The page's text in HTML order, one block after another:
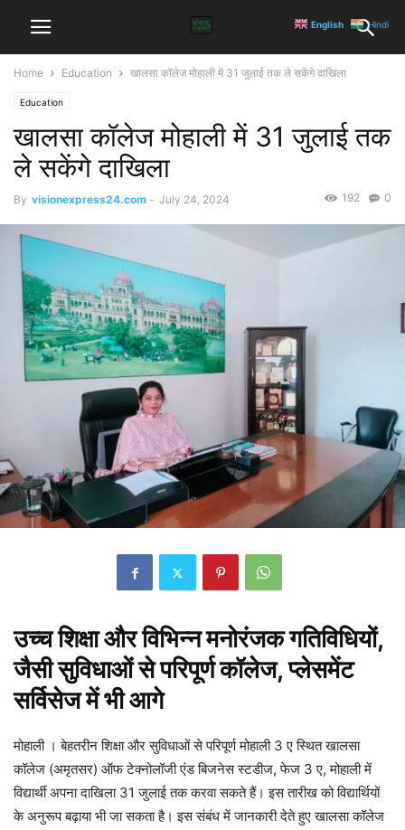
Home Education खालसा कॉलेज मोहाली में 31 जुलाई तक ले सकेंगे दाखिला
Education
खालसा कॉलेज मोहाली में 31 जुलाई तक
ले सकेंगे दाखिला
By visionexpress24.com - July 24, 2024 0
192
उच्च शिक्षा और विभिन्न मनोरंजक गतिविधियों,
जैसी सुविधाओं से परिपूर्ण कॉलेज, प्लेसमेंट
सर्विसेज में भी आगे
मोहाली । बेहतरीन शिक्षा और सुविधाओं से परिपूर्ण मोहाली 3 ए स्थित खालसा
कॉलेज (अमृतसर) ऑफ टेक्नोलॉजी एंड बिजनेस स्टडीज, फेज 3 ए, मोहाली में
विद्यार्थी अपना दाखिला 31 जुलाई तक करवा सकते हैं। इस तारीख को विद्यार्थियों
के अनुरूप बढ़ाया भी जा सकता है। इस संबंध में जानकारी देते हुए खालसा कॉलेज
English Hindi